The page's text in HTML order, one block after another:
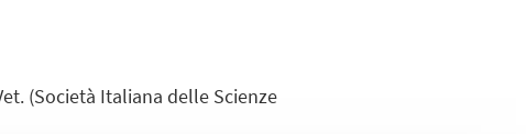
(Società Italiana delle Scienze